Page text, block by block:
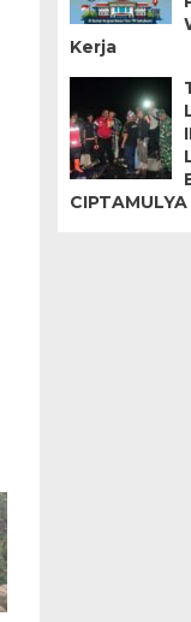
Kerja
CIPTAMULYA